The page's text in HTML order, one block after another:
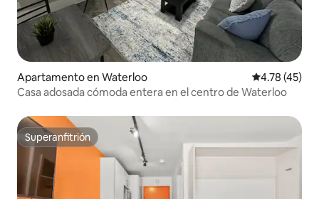
Apartamento en Waterloo Calificación
4.78 (45)
Casa adosada cómoda entera en el centro de Waterloo
Superanfitrión
Superanfitrión